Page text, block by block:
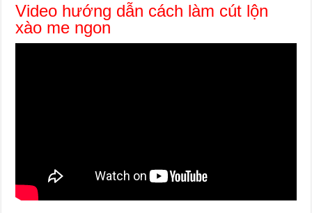
Video hướng dẫn cách làm cút lộn
xào me ngon